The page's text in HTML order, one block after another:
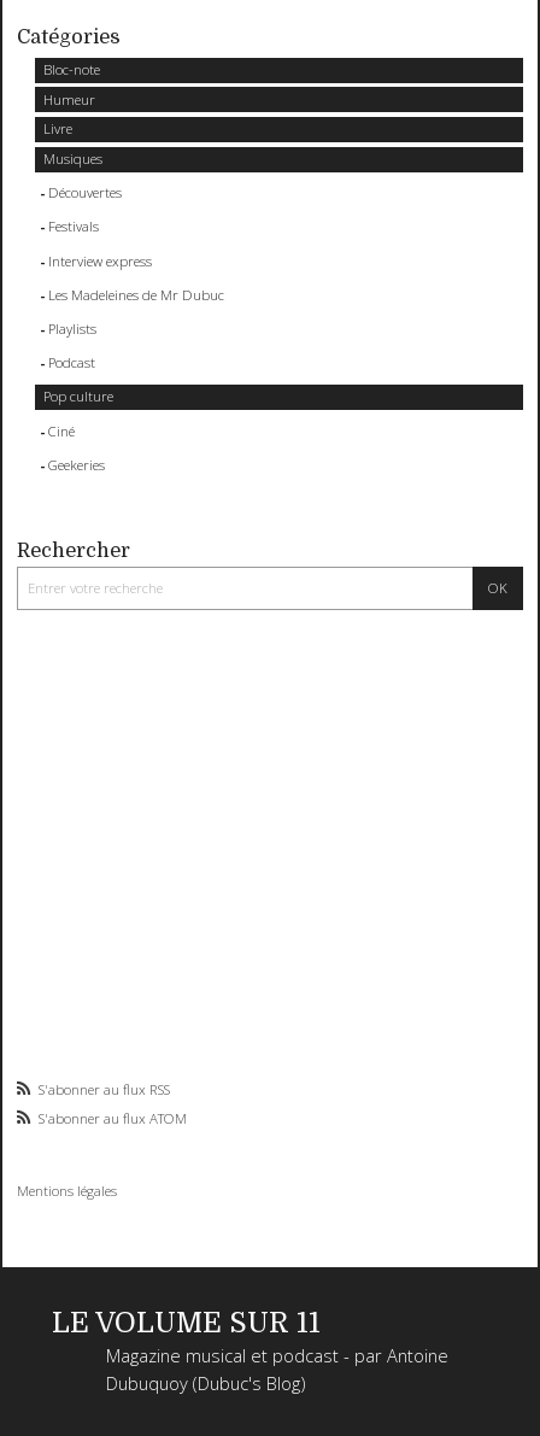
Catégories
Bloc-note
Humeur
Livre
Musiques
Découvertes
Festivals
Interview express
Les Madeleines de Mr Dubuc
Playlists
Podcast
Pop culture
Ciné
Geekeries
Rechercher
S'abonner au flux RSS
S'abonner au flux ATOM
Mentions légales
LE VOLUME SUR 11
Magazine musical et podcast - par Antoine
Dubuquoy (Dubuc's Blog)